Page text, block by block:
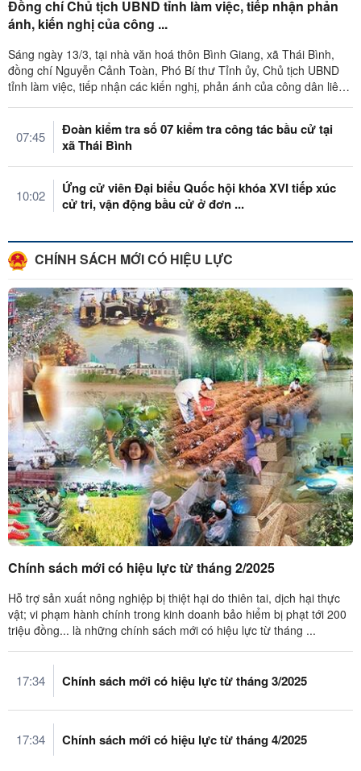
Đồng chí Chủ tịch UBND tỉnh làm việc, tiếp nhận phản
ánh, kiến nghị của công ...
Sáng ngày 13/3, tại nhà văn hoá thôn Bình Giang, xã Thái Bình,
đồng chí Nguyễn Cảnh Toàn, Phó Bí thư Tỉnh ủy, Chủ tịch UBND
tỉnh làm việc, tiếp nhận các kiến nghị, phản ánh của công dân liên
07:45
Đoàn kiểm tra số 07 kiểm tra công tác bầu cử tại
xã Thái Bình
10:02
Ứng cử viên Đại biểu Quốc hội khóa XVI tiếp xúc
cử tri, vận động bầu cử ở đơn ...
CHÍNH SÁCH MỚI CÓ HIỆU LỰC
Chính sách mới có hiệu lực từ tháng 2/2025
Hỗ trợ sản xuất nông nghiệp bị thiệt hại do thiên tai, dịch hại thực
vật; vi phạm hành chính trong kinh doanh bảo hiểm bị phạt tới 200
triệu đồng... là những chính sách mới có hiệu lực từ tháng ...
17:34 Chính sách mới có hiệu lực từ tháng 3/2025
17:34 Chính sách mới có hiệu lực từ tháng 4/2025